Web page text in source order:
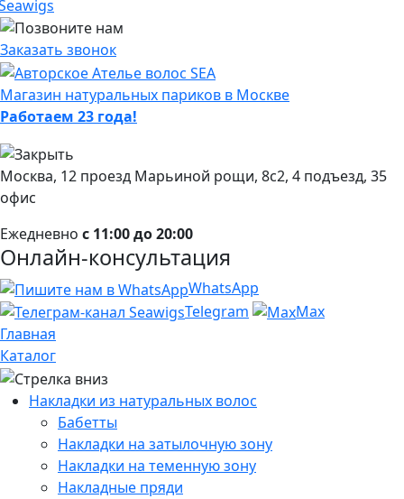
Заказать звонок
Магазин натуральных париков в Москве
Работаем 23 года!
Москва, 12 проезд Марьиной рощи, 8с2, 4 подъезд, 35
офис
Ежедневно с 11:00 до 20:00
Онлайн-консультация
WhatsApp
Telegram
Max
Главная
Каталог
Накладки из натуральных волос
Бабетты
Накладки на затылочную зону
Накладки на теменную зону
Накладные пряди